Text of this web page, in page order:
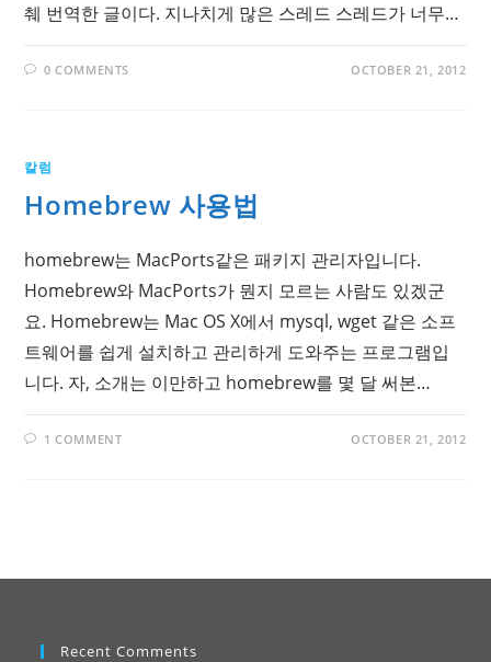
췌 번역한 글이다. 지나치게 많은 스레드 스레드가 너무…
0 COMMENTS OCTOBER 21, 2012
칼럼
Homebrew 사용법
homebrew는 MacPorts같은 패키지 관리자입니다.
Homebrew와 MacPorts가 뭔지 모르는 사람도 있겠군
요. Homebrew는 Mac OS X에서 mysql, wget 같은 소프
트웨어를 쉽게 설치하고 관리하게 도와주는 프로그램입
니다. 자, 소개는 이만하고 homebrew를 몇 달 써본…
1 COMMENT OCTOBER 21, 2012
Recent Comments